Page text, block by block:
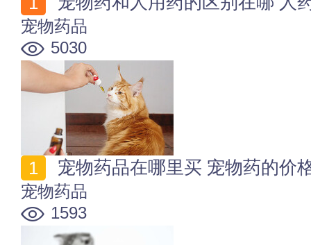
宠物药品
5030
宠物药品在哪里买 宠物药的价
宠物药品
1593